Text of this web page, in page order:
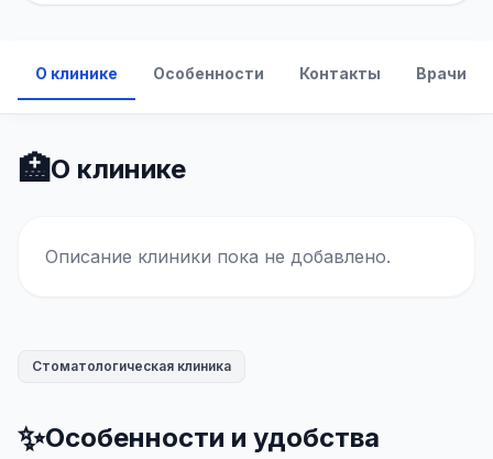
О клинике Особенности Контакты Врачи
🏥О клинике
Описание клиники пока не добавлено.
Стоматологическая клиника
✨Особенности и удобства